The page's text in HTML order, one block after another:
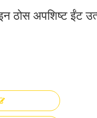
ठोस अपशिष्ट ईंट